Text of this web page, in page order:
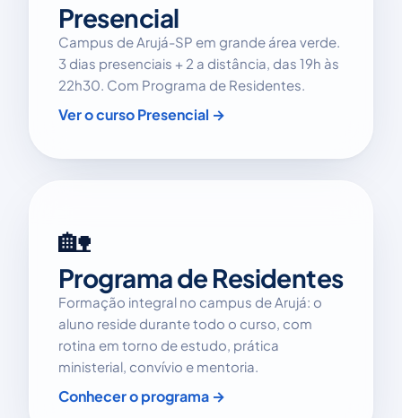
Presencial
Campus de Arujá-SP em grande área verde.
3 dias presenciais + 2 a distância, das 19h às
22h30. Com Programa de Residentes.
Ver o curso Presencial →
🏡
Programa de Residentes
Formação integral no campus de Arujá: o
aluno reside durante todo o curso, com
rotina em torno de estudo, prática
ministerial, convívio e mentoria.
Conhecer o programa →